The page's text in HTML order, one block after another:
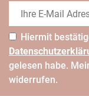
Hiermit
gelesen habe.
widerrufen.